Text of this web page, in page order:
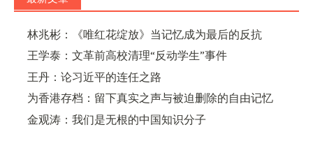
林兆彬：《唯红花绽放》当记忆成为最后的反抗
王学泰：文革前高校清理“反动学生”事件
王丹：论习近平的连任之路
为香港存档：留下真实之声与被迫删除的自由记忆
金观涛：我们是无根的中国知识分子